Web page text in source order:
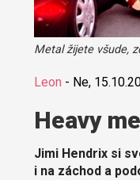
Metal žijete všude,
Leon - Ne,
Heavy
Jimi Hendrix si
i na záchod a